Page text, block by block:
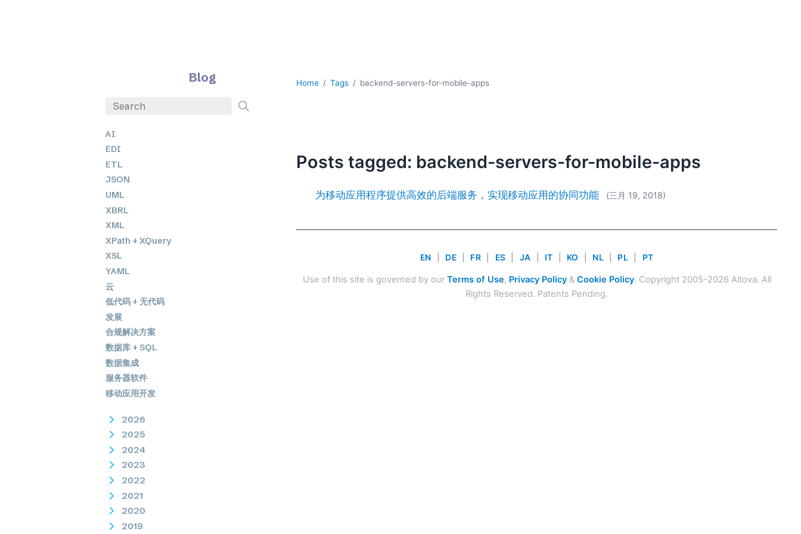
Blog
AI
EDI
ETL
JSON
UML
XBRL
XML
XPath + XQuery
XSL
YAML
云
低代码 + 无代码
发展
合规解决方案
数据库 + SQL
数据集成
服务器软件
移动应用开发
2026
2025
2024
2023
2022
2021
2020
2019
Home Tags backend-servers-for-mobile-apps
Posts tagged: backend-servers-for-mobile-apps
为移动应用程序提供高效的后端服务，实现移动应用的协同功能 (三月 19, 2018)
EN DE FR ES JA IT KO NL PL PT
Use of this site is governed by our Terms of Use, Privacy Policy& Cookie Policy. Copyright 2005-2026 Altova. All
Rights Reserved. Patents Pending.